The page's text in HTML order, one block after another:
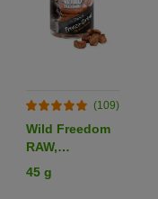
(109)
Wild Freedom
RAW,
liofilizowane
serca kurze
45 g